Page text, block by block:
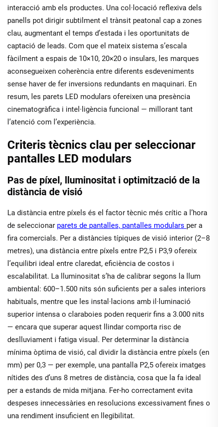
interacció amb els productes. Una col·locació reflexiva dels
panells pot dirigir subtilment el trànsit peatonal cap a zones
clau, augmentant el temps d’estada i les oportunitats de
captació de leads. Com que el mateix sistema s’escala
fàcilment a espais de 10×10, 20×20 o insulars, les marques
aconsegueixen coherència entre diferents esdeveniments
sense haver de fer inversions redundants en maquinari. En
resum, les parets LED modulars ofereixen una presència
cinematogràfica i intel·ligència funcional — millorant tant
l’atenció com l’experiència.
Criteris tècnics clau per seleccionar
pantalles LED modulars
Pas de píxel, lluminositat i optimització de la
distància de visió
La distància entre píxels és el factor tècnic més crític a l’hora
de seleccionar parets de pantalles, pantalles modulars per a
fira comercials. Per a distàncies típiques de visió interior (2–8
metres), una distància entre píxels entre P2,5 i P3,9 ofereix
l’equilibri ideal entre claredat, eficiència de costos i
escalabilitat. La lluminositat s’ha de calibrar segons la llum
ambiental: 600–1.500 nits són suficients per a sales interiors
habituals, mentre que les instal·lacions amb il·luminació
superior intensa o claraboies poden requerir fins a 3.000 nits
— encara que superar aquest llindar comporta risc de
deslluviament i fatiga visual. Per determinar la distància
mínima òptima de visió, cal dividir la distància entre píxels (en
mm) per 0,3 — per exemple, una pantalla P2,5 ofereix imatges
nítides des d’uns 8 metres de distància, cosa que la fa ideal
per a estands de mida mitjana. Fer-ho correctament evita
despeses innecessàries en resolucions excessivament fines o
una rendiment insuficient en llegibilitat.